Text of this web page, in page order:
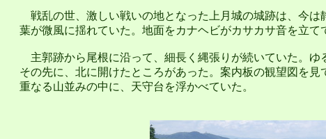
戦乱の世、激しい戦いの地となった上月城の城跡は、今は
葉が微風に揺れていた。地面をカナヘビがカサカサ音を立て
主郭跡から尾根に沿って、細長く縄張りが続いていた。ゆ
その先に、北に開けたところがあった。案内板の観望図を見
重なる山並みの中に、天守台を浮かべていた。